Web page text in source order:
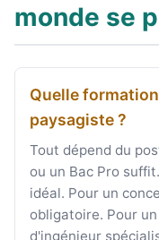
monde se
Quelle
paysagiste ?
Tout dépend du
ou un Bac Pro
idéal. Pour un
obligatoire. Pour
d'ingénieur